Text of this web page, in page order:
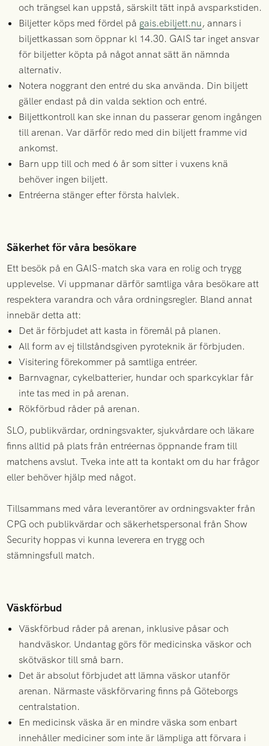
och trängsel kan uppstå, särskilt tätt inpå avsparkstiden.
Biljetter köps med fördel på gais.ebiljett.nu, annars i
biljettkassan som öppnar kl 14.30. GAIS tar inget ansvar
för biljetter köpta på något annat sätt än nämnda
alternativ.
Notera noggrant den entré du ska använda. Din biljett
gäller endast på din valda sektion och entré.
Biljettkontroll kan ske innan du passerar genom ingången
till arenan. Var därför redo med din biljett framme vid
ankomst.
Barn upp till och med 6 år som sitter i vuxens knä
behöver ingen biljett.
Entréerna stänger efter första halvlek.
Säkerhet för våra besökare
Ett besök på en GAIS-match ska vara en rolig och trygg
upplevelse. Vi uppmanar därför samtliga våra besökare att
respektera varandra och våra ordningsregler. Bland annat
innebär detta att:
Det är förbjudet att kasta in föremål på planen.
All form av ej tillståndsgiven pyroteknik är förbjuden.
Visitering förekommer på samtliga entréer.
Barnvagnar, cykelbatterier, hundar och sparkcyklar får
inte tas med in på arenan.
Rökförbud råder på arenan.
SLO, publikvärdar, ordningsvakter, sjukvårdare och läkare
finns alltid på plats från entréernas öppnande fram till
matchens avslut. Tveka inte att ta kontakt om du har frågor
eller behöver hjälp med något.
Tillsammans med våra leverantörer av ordningsvakter från
CPG och publikvärdar och säkerhetspersonal från Show
Security hoppas vi kunna leverera en trygg och
stämningsfull match.
Väskförbud
Väskförbud råder på arenan, inklusive påsar och
handväskor. Undantag görs för medicinska väskor och
skötväskor till små barn.
Det är absolut förbjudet att lämna väskor utanför
arenan. Närmaste väskförvaring finns på Göteborgs
centralstation.
En medicinsk väska är en mindre väska som enbart
innehåller mediciner som inte är lämpliga att förvara i